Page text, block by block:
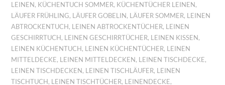
LEINEN , KÜCHENTUCH SOMMER, KÜCHENTÜCHER LEINEN ,
LÄUFER FRÜHLING, LÄUFER GOBELIN , LÄUFER SOMMER,
LEINEN
ABTROCKENTUCH , LEINEN ABTROCKENTÜCHER,
LEINEN
GESCHIRRTUCH , LEINEN GESCHIRRTÜCHER, LEINEN KISSEN ,
LEINEN KÜCHENTUCH , LEINEN KÜCHENTÜCHER,
LEINEN
MITTELDECKE, LEINEN MITTELDECKEN , LEINEN TISCHDECKE,
LEINEN TISCHDECKEN , LEINEN TISCHLÄUFER,
LEINEN
TISCHTUCH , LEINEN TISCHTÜCHER, LEINENDECKE,